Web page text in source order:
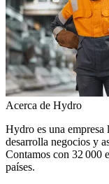
Acerca de Hydro
Hydro es una
desarrolla negocios y
Contamos con 32 000
países.